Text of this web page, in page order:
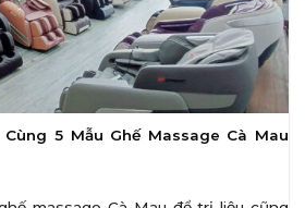
5 Mẫu Ghế Massage Cà Mau